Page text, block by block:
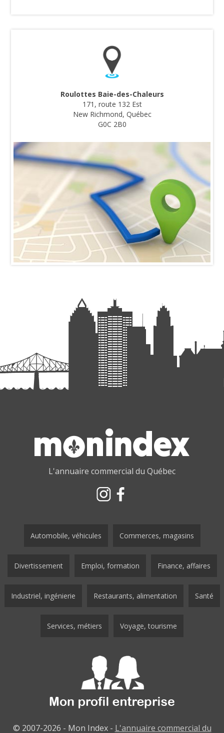
Roulottes Baie-des-Chaleurs
171, route 132 Est
New Richmond, Québec
G0C 2B0
L'annuaire commercial du Québec
Automobile, véhicules Commerces, magasins
Divertissement Emploi, formation Finance, affaires
Industriel, ingénierie Restaurants, alimentation Santé
Services, métiers Voyage, tourisme
© 2007-2026 - Mon Index - L'annuaire commercial du